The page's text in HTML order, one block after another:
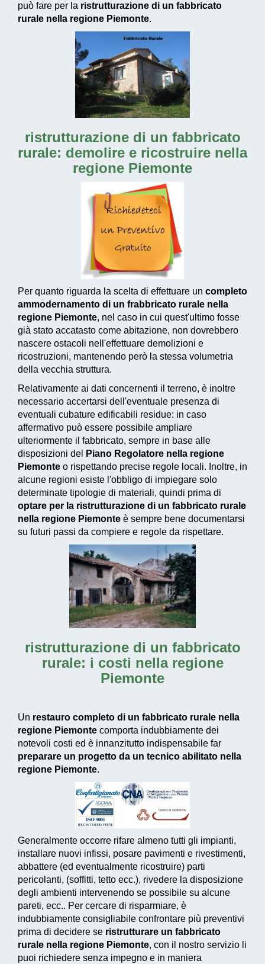
può fare per la ristrutturazione di un fabbricato
rurale nella regione Piemonte.
ristrutturazione di un fabbricato
rurale: demolire e ricostruire nella
regione Piemonte
Per quanto riguarda la scelta di effettuare un completo
ammodernamento di un frabbricato rurale nella
regione Piemonte, nel caso in cui quest'ultimo fosse
già stato accatasto come abitazione, non dovrebbero
nascere ostacoli nell'effettuare demolizioni e
ricostruzioni, mantenendo però la stessa volumetria
della vecchia struttura.
Relativamente ai dati concernenti il terreno, è inoltre
necessario accertarsi dell'eventuale presenza di
eventuali cubature edificabili residue: in caso
affermativo può essere possibile ampliare
ulteriormente il fabbricato, sempre in base alle
disposizioni del
Piano Regolatore nella regione
Piemonte o rispettando precise regole locali. Inoltre, in
alcune regioni esiste l'obbligo di impiegare solo
determinate tipologie di materiali, quindi prima di
optare per la ristrutturazione di un fabbricato rurale
nella regione Piemonte è sempre bene documentarsi
su futuri passi da compiere e regole da rispettare.
ristrutturazione di un fabbricato
rurale: i costi nella regione
Piemonte
Un restauro completo di un fabbricato rurale nella
regione Piemonte comporta indubbiamente dei
notevoli costi ed è innanzitutto indispensabile far
preparare un progetto da un tecnico abilitato nella
regione Piemonte.
Generalmente occorre rifare almeno tutti gli impianti,
installare nuovi infissi, posare pavimenti e rivestimenti,
abbattere (ed eventualmente ricostruire) parti
pericolanti, (soffitti, tetto ecc.), rivedere la disposizione
degli ambienti intervenendo se possibile su alcune
pareti, ecc.. Per cercare di risparmiare, è
indubbiamente consigliabile confrontare più preventivi
prima di decidere se ristrutturare un fabbricato
rurale nella regione Piemonte, con il nostro servizio li
puoi richiedere senza impegno e in maniera